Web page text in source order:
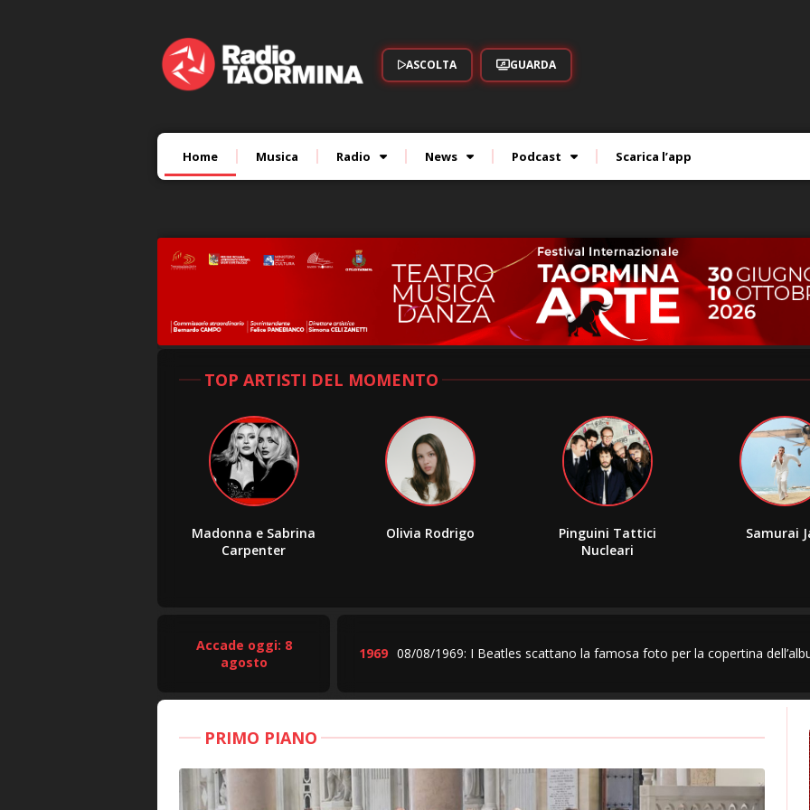
ASCOLTA GUARDA
Home Musica Radio News Podcast Scarica l’app
TOP ARTISTI DEL MOMENTO
Madonna e Sabrina
Carpenter
Olivia Rodrigo
Pinguini Tattici
Nucleari
Samurai
Accade oggi: 8
08/08/1969: I Beatles scattano la famosa foto per la copertina
PRIMO PIANO